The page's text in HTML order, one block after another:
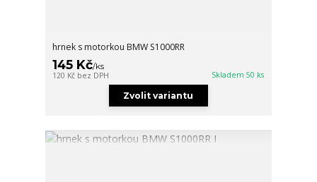
hrnek s motorkou BMW S1000RR
145 Kč/ks
120 Kč bez DPH Skladem 50 ks
Zvolit variantu